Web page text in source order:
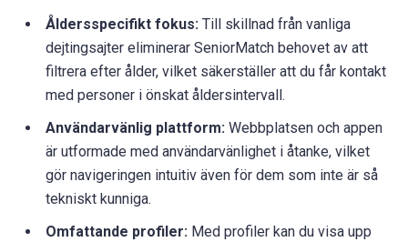
Åldersspecifikt fokus: Till skillnad från vanliga
dejtingsajter eliminerar SeniorMatch behovet av att
filtrera efter ålder, vilket säkerställer att du får kontakt
med personer i önskat åldersintervall.
Användarvänlig plattform: Webbplatsen och appen
är utformade med användarvänlighet i åtanke, vilket
gör navigeringen intuitiv även för dem som inte är så
tekniskt kunniga.
Omfattande profiler: Med profiler kan du visa upp